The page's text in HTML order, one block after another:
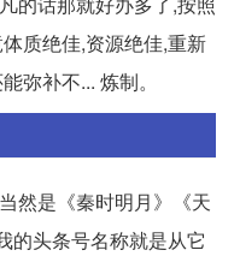
质绝佳,资源绝佳,重新
弥补不... 炼制。
然是《秦时明月》《天
的头条号名称就是从它